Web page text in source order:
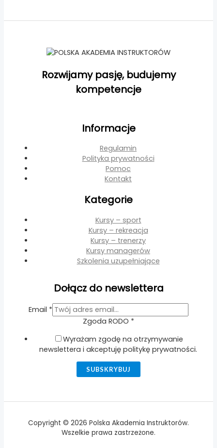
Rozwijamy pasję, budujemy
kompetencje
Informacje
Regulamin
Polityka prywatności
Pomoc
Kontakt
Kategorie
Kursy – sport
Kursy – rekreacja
Kursy – trenerzy
Kursy managerów
Szkolenia uzupełniające
Dołącz do newslettera
Email
Zgoda
Email *
Zgoda RODO *
Wyrażam zgodę na otrzymywanie
newslettera i akceptuję politykę prywatności.
SUBSKRYBUJ
Copyright © 2026 Polska Akademia Instruktorów.
Wszelkie prawa zastrzeżone.